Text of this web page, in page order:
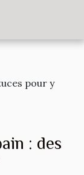
pour y
: des